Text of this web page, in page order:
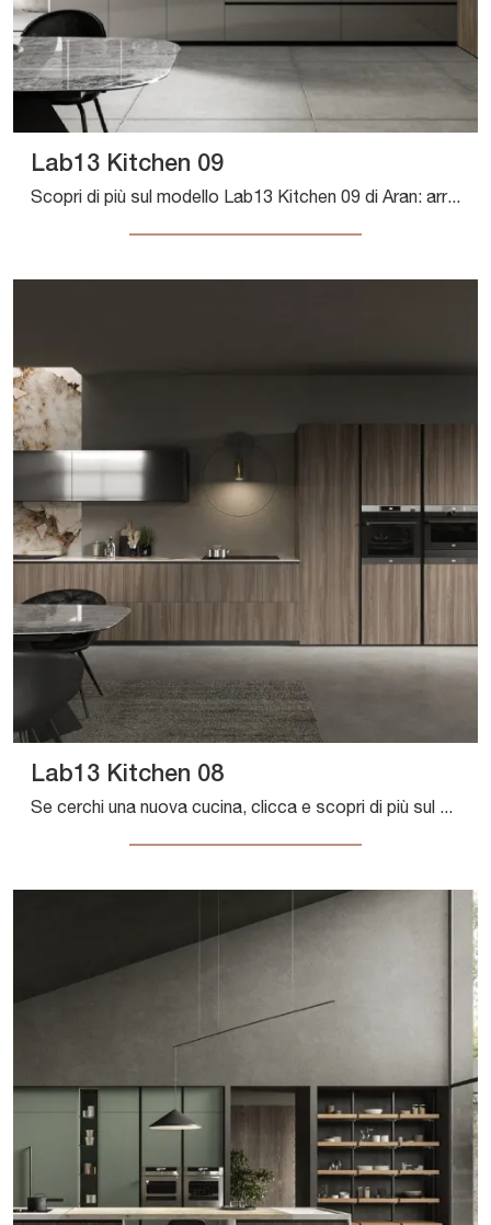
Lab13 Kitchen 09
Scopri di più sul modello Lab13 Kitchen 09 di Aran: arreda la cucina con la soluzione in laccato lucido che fa per te.
Lab13 Kitchen 08
Se cerchi una nuova cucina, clicca e scopri di più sul modello Lab13 Kitchen 08 Aran.